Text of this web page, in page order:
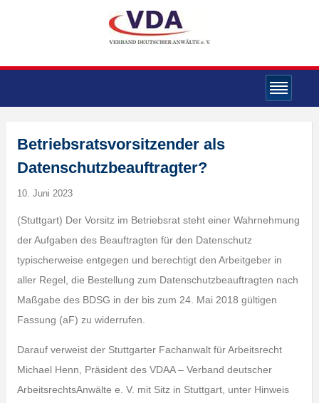
Betriebsratsvorsitzender als
Datenschutzbeauftragter?
10. Juni 2023
(Stuttgart) Der Vorsitz im Betriebsrat steht einer Wahrnehmung
der Aufgaben des Beauftragten für den Datenschutz
typischerweise entgegen und berechtigt den Arbeitgeber in
aller Regel, die Bestellung zum Datenschutzbeauftragten nach
Maßgabe des BDSG in der bis zum 24. Mai 2018 gültigen
Fassung (aF) zu widerrufen.
Darauf verweist der Stuttgarter Fachanwalt für Arbeitsrecht
Michael Henn, Präsident des VDAA – Verband deutscher
ArbeitsrechtsAnwälte e. V. mit Sitz in Stuttgart, unter Hinweis